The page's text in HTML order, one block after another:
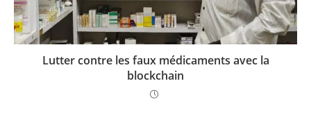
Lutter contre les faux médicaments avec la
blockchain